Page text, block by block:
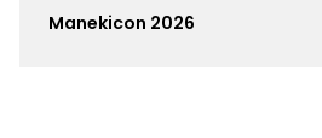
Manekicon 2026